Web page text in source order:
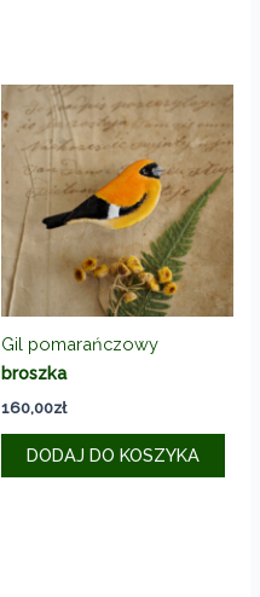
Gil pomarańczowy
broszka
160,00zł
DODAJ DO KOSZYKA